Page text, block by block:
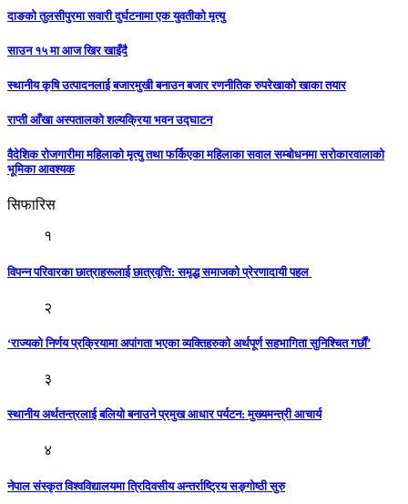
दाङको तुलसीपुरमा सवारी दुर्घटनामा एक युवतीको मृत्यु
साउन १५ मा आज खिर खाइँदै
स्थानीय कृषि उत्पादनलाई बजारमुखी बनाउन बजार रणनीतिक रुपरेखाको खाका तयार
राप्ती आँखा अस्पतालको शल्यक्रिया भवन उद्घाटन
वैदेशिक रोजगारीमा महिलाको मृत्यु तथा फर्किएका महिलाका सवाल सम्बोधनमा सरोकारवालाको
भूमिका आवश्यक
सिफारिस
१
विपन्न परिवारका छात्राहरूलाई छात्रवृत्ति: समृद्ध समाजको प्रेरणादायी पहल
२
‘राज्यको निर्णय प्रक्रियामा अपांगता भएका व्यक्तिहरुको अर्थपूर्ण सहभागिता सुनिश्चित गर्छौं’
३
स्थानीय अर्थतन्त्रलाई बलियो बनाउने प्रमुख आधार पर्यटन: मुख्यमन्त्री आचार्य
४
नेपाल संस्कृत विश्वविद्यालयमा त्रिदिवसीय अन्तर्राष्ट्रिय सङ्गोष्ठी सुरु